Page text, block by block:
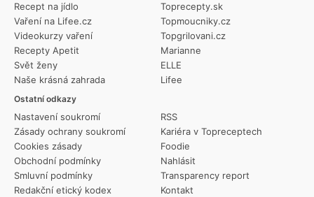
Recept na jídlo
Vaření na Lifee.cz
Videokurzy vaření
Recepty Apetit
Svět ženy
Naše krásná zahrada
Ostatní odkazy
Nastavení soukromí
Zásady ochrany soukromí
Cookies zásady
Obchodní podmínky
Smluvní podmínky
Redakční etický kodex
RSS
Kariéra v Topreceptech
Foodie
Nahlásit
Transparency report
Kontakt
Toprecepty.sk
Topmoucniky.cz
Topgrilovani.cz
Marianne
ELLE
Lifee